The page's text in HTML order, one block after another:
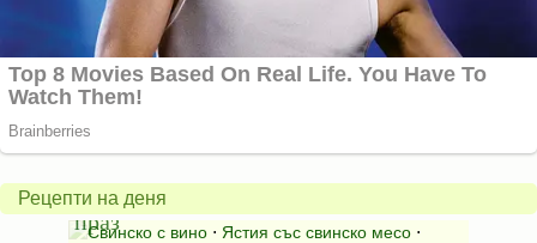
Рецепти на деня
Свинско
с
праз
Свинско с вино ⋅ Ястия със свинско месо ⋅
с
яйца